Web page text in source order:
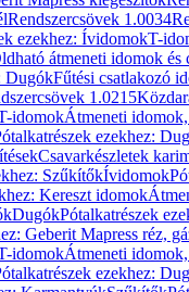
Rendszercsövek 1.0034
ezekhez: ÍvidomokT-
átmeneti idomok és
DugókFűtési csatlakozó
1.0215
idomokÁtmeneti
ezekhez:
Csavarkészletek
SzűkítőkÍvidomok
Kereszt idomok
DugókPótalkatrészek
Geberit Mapress réz,
idomokÁtmeneti
ezekhez: